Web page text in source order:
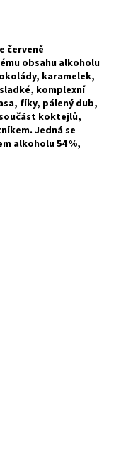
červeně
obsahu alkoholu
karamelek,
komplexní
fíky, pálený dub,
koktejlů,
Jedná se
alkoholu 54 %,